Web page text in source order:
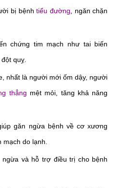
bị bệnhtiểu đường, ngăn chặn
chứng tim mạch như tai biến
quỵ.
nhất là người mới ốm dậy, người
thẳng mệt mỏi, tăng khả năng
găn ngừa bệnh về cơ xương
mạch do lạnh.
ngừa và hỗ trợ điều trị cho bệnh